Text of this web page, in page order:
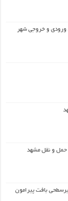
ورودی و خروجی شهر
حمل و نقل مشهد
بافت پیرامون